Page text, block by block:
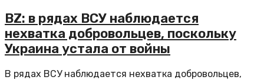
BZ: в рядах ВСУ наблюдается
нехватка добровольцев, поскольку
Украина устала от войны
В рядах ВСУ наблюдается нехватка добровольцев,